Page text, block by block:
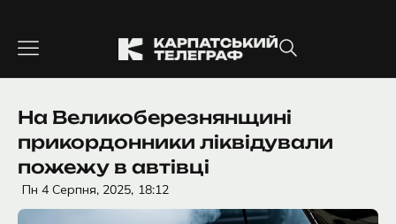
вмісту
На Великоберезнянщині
прикордонники ліквідували
пожежу в автівці
Пн 4 Серпня, 2025, 18:12